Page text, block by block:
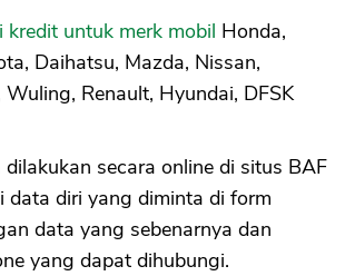
kredit untuk merk mobil Honda,
Daihatsu, Mazda, Nissan,
Renault, Hyundai, DFSK
secara online di situs BAF
data diri yang diminta di form
data yang sebenarnya dan
yang dapat dihubungi.